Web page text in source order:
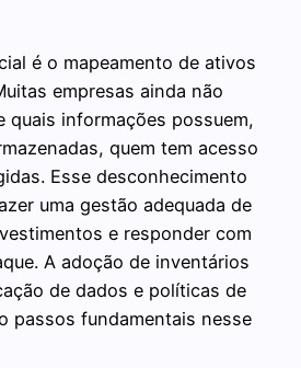
é o mapeamento de ativos
empresas ainda não
quais informações possuem,
quem tem acesso
Esse desconhecimento
uma gestão adequada de
e responder com
A adoção de inventários
de dados e políticas de
passos fundamentais nesse